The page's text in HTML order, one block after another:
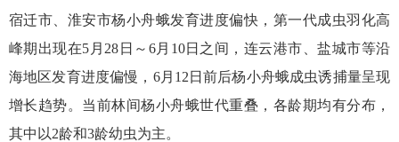
宿迁市、淮安市杨小舟蛾发育进度偏快，第一代成虫羽化高
峰期出现在5月28日～6月10日之间，连云港市、盐城市等沿
海地区发育进度偏慢，6月12日前后杨小舟蛾成虫诱捕量呈现
增长趋势。当前林间杨小舟蛾世代重叠，各龄期均有分布，
其中以2龄和3龄幼虫为主。